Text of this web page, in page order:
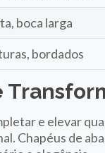
boca larga
bordados
e elevar
Chapéus de